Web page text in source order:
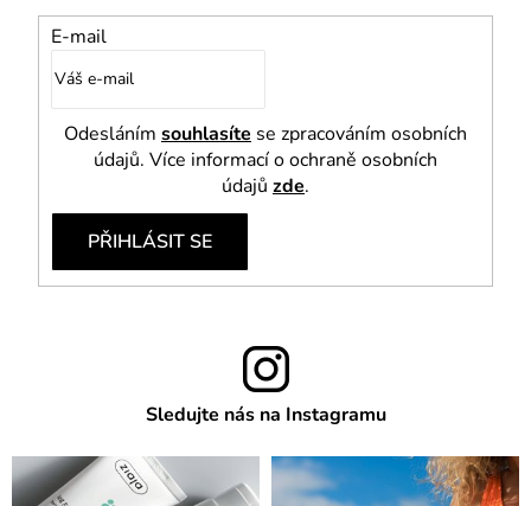
E-mail
Odesláním souhlasíte se zpracováním osobních
údajů. Více informací o ochraně osobních
údajů zde.
PŘIHLÁSIT SE
Sledujte nás na Instagramu